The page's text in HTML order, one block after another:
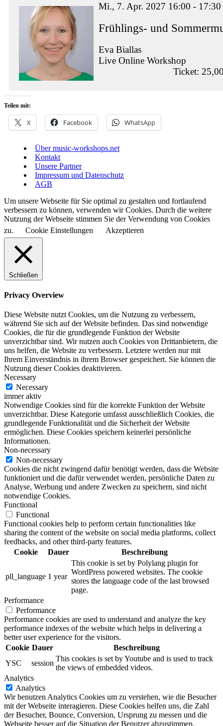
Mi., 7. Apr. 2027 16:00 - 17:30
Frühlings- und
Eva Biallas
Live Online Workshop
Ticket:
Teilen mit:
X Facebook WhatsApp
Über music-workshops.net
Kontakt
Unsere Partner
Impressum und Datenschutz
AGB
Um unsere Webseite für Sie optimal zu gestalten und fortlaufend
verbessern zu können, verwenden wir Cookies. Durch die weitere
Nutzung der Webseite stimmen Sie der Verwendung von Cookies
zu.
Cookie Einstellungen Akzeptieren
Schließen
Privacy Overview
Diese Website nutzt Cookies, um die Nutzung zu verbessern,
während Sie sich auf der Website befinden. Das sind notwendige
Cookies, die für die grundlegende Funktion der Website
unverzichtbar sind. Wir nutzen auch Cookies von Drittanbietern, die
uns helfen, die Website zu verbessern. Letztere werden nur mit
Ihrem Einverständnis in ihrem Browser gespeichert. Sie können die
Nutzung dieser Cookies deaktivieren.
Necessary
Necessary
immer aktiv
Notwendige Cookies sind für die korrekte Funktion der Website
unverzichtbar. Diese Kategorie umfasst ausschließlich Cookies, die
grundlegende Funktionalität und die Sicherheit der Website
ermöglichen. Diese Cookies speichern keinerlei persönliche
Informationen.
Non-necessary
Non-necessary
Cookies die nicht zwingend dafür benötigt werden, dass die Website
funktioniert und die dafür verwendet werden, persönliche Daten zu
Analyse, Werbung und andere Zwecken zu speichern, sind nicht
notwendige Cookies.
Functional
Functional
Functional cookies help to perform certain functionalities like
sharing the content of the website on social media platforms, collect
feedbacks, and other third-party features.
Cookie
Dauer Beschreibung
pll_language 1 year
This cookie is set by Polylang plugin for
WordPress powered websites. The cookie
stores the language code of the last browsed
page.
Performance
Performance
Performance cookies are used to understand and analyze the key
performance indexes of the website which helps in delivering a
better user experience for the visitors.
Cookie Dauer
Beschreibung
YSC
session
This cookies is set by Youtube and is used to track
the views of embedded videos.
Analytics
Analytics
Wir benutzen Analytics Cookies um zu verstehen, wie die Besucher
mit der Webseite interagieren. Diese Cookies helfen uns, die Zahl
der Besucher, Bounce, Conversion, Ursprung zu messen und die
Webseite besser auf die Situation der Benutzer abzustimmen.